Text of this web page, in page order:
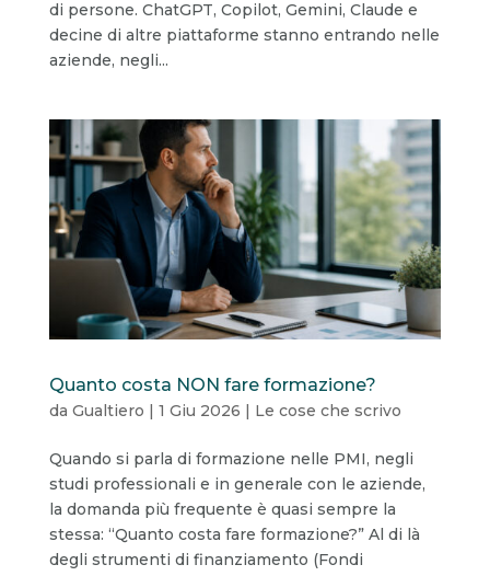
di persone. ChatGPT, Copilot, Gemini, Claude e
decine di altre piattaforme stanno entrando nelle
aziende, negli...
Quanto costa NON fare formazione?
da Gualtiero 1 Giu 2026 Le cose che scrivo
Quando si parla di formazione nelle PMI, negli
studi professionali e in generale con le aziende,
la domanda più frequente è quasi sempre la
stessa: “Quanto costa fare formazione?” Al di là
degli strumenti di finanziamento (Fondi